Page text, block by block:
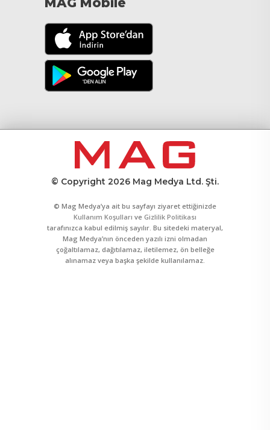
© Copyright 2026 Mag Medya Ltd. Şti.
© Mag Medya’ya ait bu sayfayı ziyaret ettiğinizde
Kullanım Koşulları ve Gizlilik Politikası
tarafınızca kabul edilmiş sayılır. Bu sitedeki materyal,
Mag Medya’nın önceden yazılı izni olmadan
çoğaltılamaz, dağıtılamaz, iletilemez, ön belleğe
alınamaz veya başka şekilde kullanılamaz.